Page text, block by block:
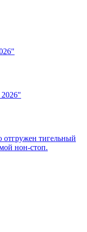
тигельный
нон-стоп.